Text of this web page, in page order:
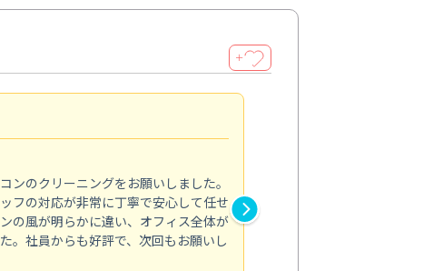
＋
ンのクリーニングをお願いしました。
フの対応が非常に丁寧で安心して任せ
の風が明らかに違い、オフィス全体が
。社員からも好評で、次回もお願いし